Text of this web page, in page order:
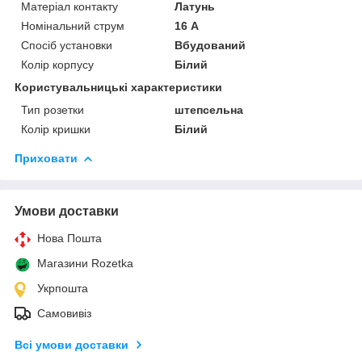
Матеріал контакту
Латунь
Номінальний струм
16 А
Спосіб установки
Вбудований
Колір корпусу
Білий
Користувальницькі характеристики
Тип розетки
штепсельна
Колір кришки
Білий
Приховати
Умови доставки
Нова Пошта
Магазини Rozetka
Укрпошта
Самовивіз
Всі умови доставки